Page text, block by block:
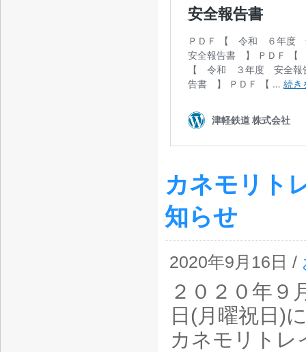
カネモリト
知らせ
2020年9月16日 /
２０２０年９
日(月曜祝日)
カネモリトレ